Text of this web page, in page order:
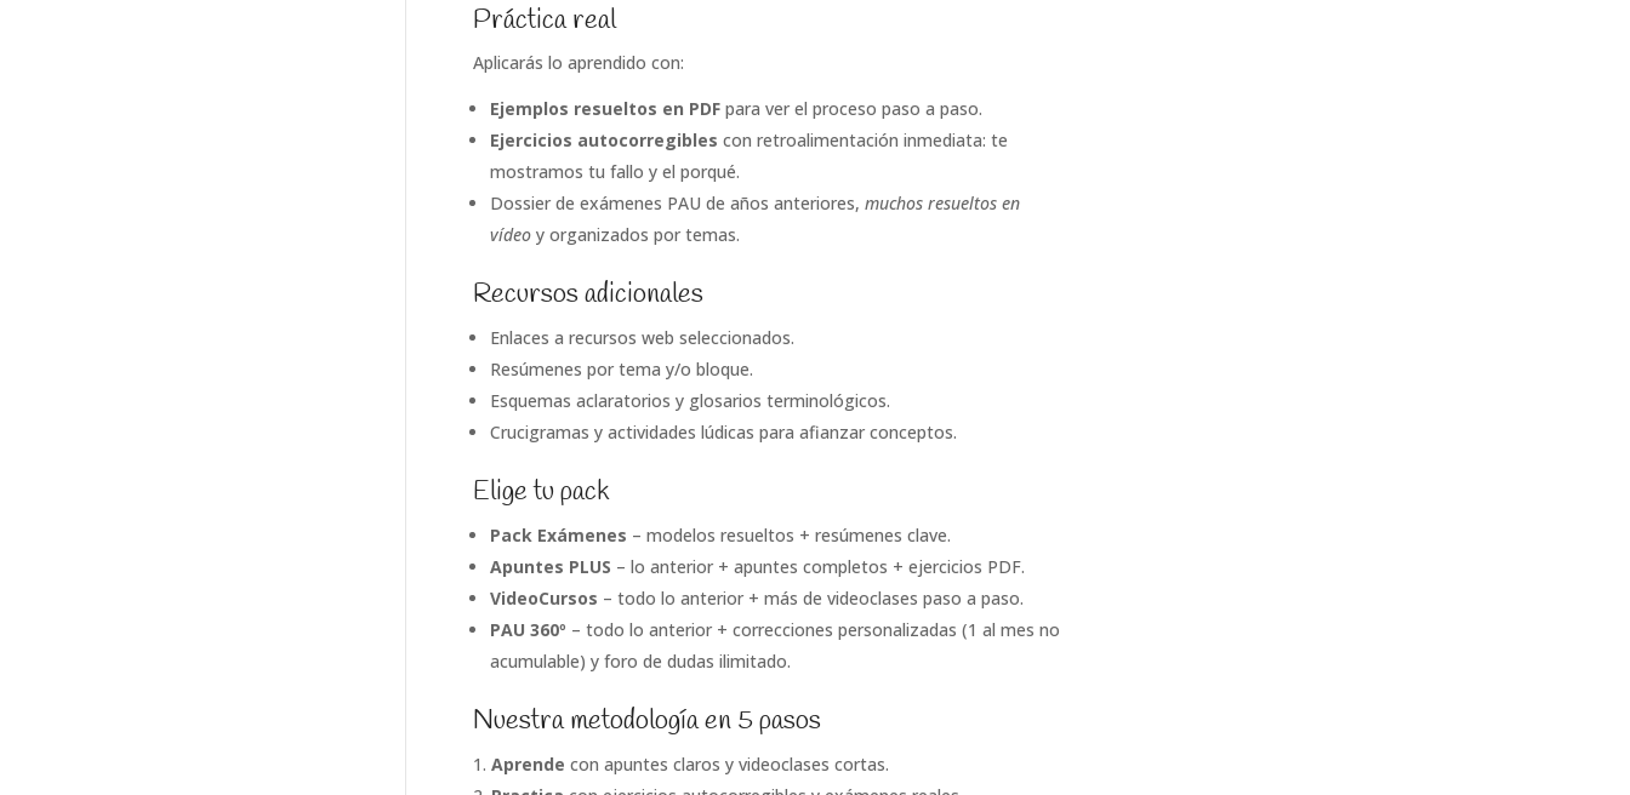
Práctica real
Aplicarás lo aprendido con:
Ejemplos resueltos en PDFpara ver el proceso paso a paso.
Ejercicios autocorregibles con retroalimentación inmediata: te
mostramos tu fallo y el porqué.
Dossier de exámenes PAU de años anteriores, muchos resueltos en
vídeoy organizados por temas.
Recursos adicionales
Enlaces a recursos web seleccionados.
Resúmenes por tema y/o bloque.
Esquemas aclaratorios y glosarios terminológicos.
Crucigramas y actividades lúdicas para afianzar conceptos.
Elige tu pack
Pack Exámenes – modelos resueltos + resúmenes clave.
Apuntes PLUS – lo anterior + apuntes completos + ejercicios PDF.
VideoCursos – todo lo anterior + más de videoclases paso a paso.
PAU 360º – todo lo anterior + correcciones personalizadas (1 al mes no
acumulable) y foro de dudas ilimitado.
Nuestra metodología en 5 pasos
Aprende con apuntes claros y videoclases cortas.